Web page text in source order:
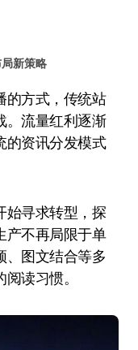
新策略
。流量红利逐渐
的资讯分发模式
始寻求转型，探
产不再局限于单
、图文结合等多
读习惯。